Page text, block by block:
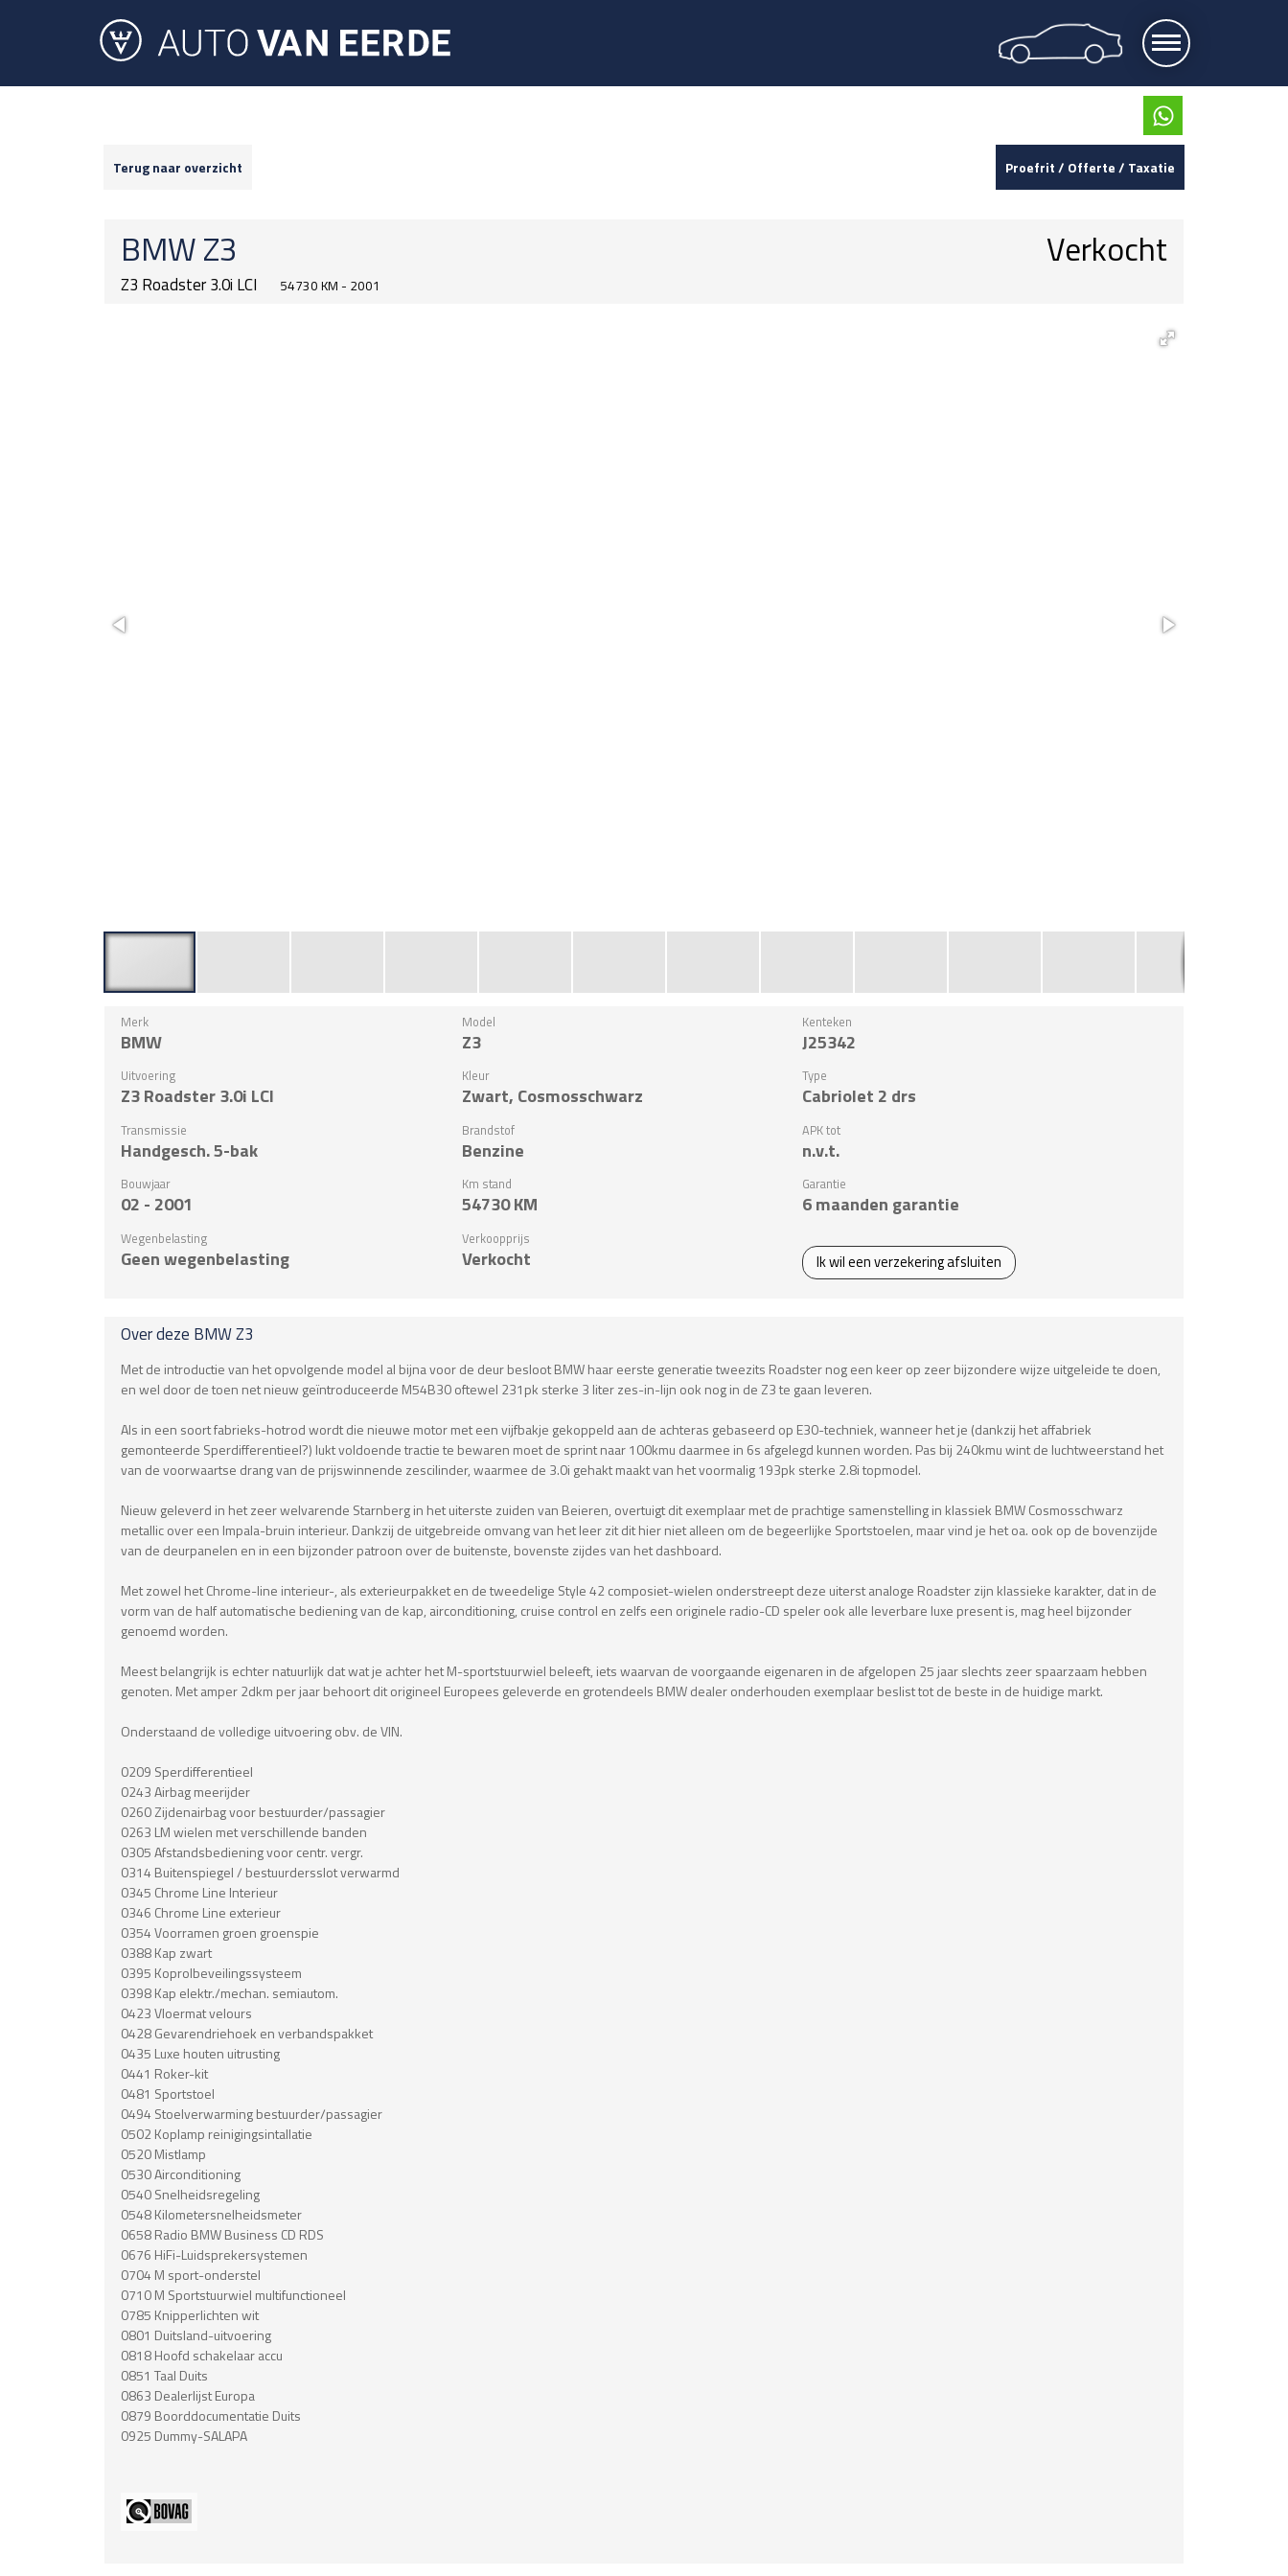
Terug naar overzicht Proefrit / Offerte / Taxatie
BMWZ3
Z3 Roadster 3.0i LCI 54730 KM - 2001
Verkocht
Merk
BMW
Model
Z3
Kenteken
J25342
Uitvoering
Z3 Roadster 3.0i LCI
Kleur
Zwart, Cosmosschwarz
Type
Cabriolet 2 drs
Transmissie
Handgesch. 5-bak
Brandstof
Benzine
APK tot
n.v.t.
Bouwjaar
02 - 2001
Km stand
54730KM
Garantie
6 maanden garantie
Wegenbelasting
Geen wegenbelasting
Verkoopprijs
Verkocht Ik wil een verzekering afsluiten
Over deze BMWZ3
Met de introductie van het opvolgende model al bijna voor de deur besloot BMW haar eerste generatie tweezits Roadster nog een keer op zeer bijzondere wijze uitgeleide te doen,
en wel door de toen net nieuw geïntroduceerde M54B30 oftewel 231pk sterke 3 liter zes-in-lijn ook nog in de Z3 te gaan leveren.
Als in een soort fabrieks-hotrod wordt die nieuwe motor met een vijfbakje gekoppeld aan de achteras gebaseerd op E30-techniek, wanneer het je (dankzij het affabriek
gemonteerde Sperdifferentieel?) lukt voldoende tractie te bewaren moet de sprint naar 100kmu daarmee in 6s afgelegd kunnen worden. Pas bij 240kmu wint de luchtweerstand het
van de voorwaartse drang van de prijswinnende zescilinder, waarmee de 3.0i gehakt maakt van het voormalig 193pk sterke 2.8i topmodel.
Nieuw geleverd in het zeer welvarende Starnberg in het uiterste zuiden van Beieren, overtuigt dit exemplaar met de prachtige samenstelling in klassiek BMW Cosmosschwarz
metallic over een Impala-bruin interieur. Dankzij de uitgebreide omvang van het leer zit dit hier niet alleen om de begeerlijke Sportstoelen, maar vind je het oa. ook op de bovenzijde
van de deurpanelen en in een bijzonder patroon over de buitenste, bovenste zijdes van het dashboard.
Met zowel het Chrome-line interieur-, als exterieurpakket en de tweedelige Style 42 composiet-wielen onderstreept deze uiterst analoge Roadster zijn klassieke karakter, dat in de
vorm van de half automatische bediening van de kap, airconditioning, cruise control en zelfs een originele radio-CD speler ook alle leverbare luxe present is, mag heel bijzonder
genoemd worden.
Meest belangrijk is echter natuurlijk dat wat je achter het M-sportstuurwiel beleeft, iets waarvan de voorgaande eigenaren in de afgelopen 25 jaar slechts zeer spaarzaam hebben
genoten. Met amper 2dkm per jaar behoort dit origineel Europees geleverde en grotendeels BMW dealer onderhouden exemplaar beslist tot de beste in de huidige markt.
Onderstaand de volledige uitvoering obv. de VIN.
0209 Sperdifferentieel
0243 Airbag meerijder
0260 Zijdenairbag voor bestuurder/passagier
0263 LM wielen met verschillende banden
0305 Afstandsbediening voor centr. vergr.
0314 Buitenspiegel / bestuurdersslot verwarmd
0345 Chrome Line Interieur
0346 Chrome Line exterieur
0354 Voorramen groen groenspie
0388 Kap zwart
0395 Koprolbeveilingssysteem
0398 Kap elektr./mechan. semiautom.
0423 Vloermat velours
0428 Gevarendriehoek en verbandspakket
0435 Luxe houten uitrusting
0441 Roker-kit
0481 Sportstoel
0494 Stoelverwarming bestuurder/passagier
0502 Koplamp reinigingsintallatie
0520 Mistlamp
0530 Airconditioning
0540 Snelheidsregeling
0548 Kilometersnelheidsmeter
0658 Radio BMW Business CD RDS
0676 HiFi-Luidsprekersystemen
0704 M sport-onderstel
0710 M Sportstuurwiel multifunctioneel
0785 Knipperlichten wit
0801 Duitsland-uitvoering
0818 Hoofd schakelaar accu
0851 Taal Duits
0863 Dealerlijst Europa
0879 Boorddocumentatie Duits
0925 Dummy-SALAPA